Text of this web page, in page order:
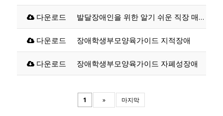
다운로드 발달장애인을 위한 알기 쉬운 직장 매너와 고객서비스
다운로드 장애학생부모양육가이드 지적장애
다운로드 장애학생부모양육가이드 자폐성장애
1 » 마지막